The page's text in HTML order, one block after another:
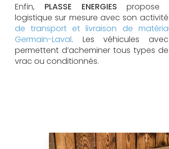
Enfin, PLASSE ENERGIES propose
logistique sur mesure avec son activité
de transport et livraison de
Germain-Laval. Les véhicules
permettent d’acheminer tous types
vrac ou conditionnés.